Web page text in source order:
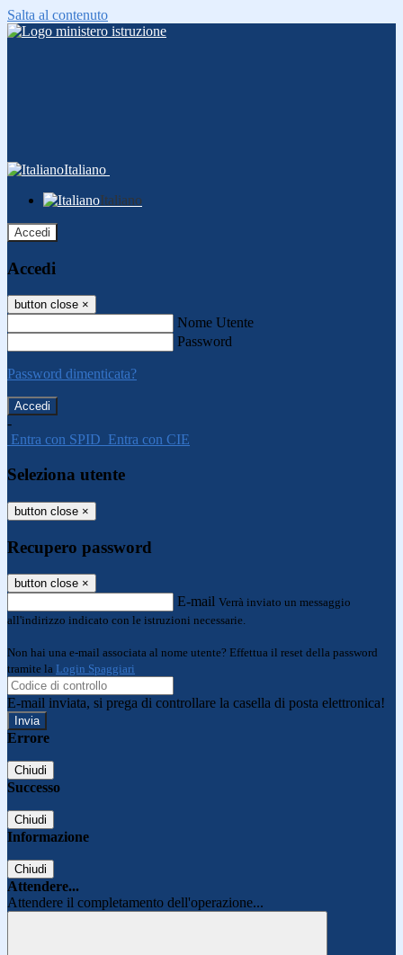
Salta al contenuto
Italiano
Italiano
Accedi
Accedi
button close ×
Nome Utente
Password
Password dimenticata?
-
Entra con SPID Entra con CIE
Seleziona utente
button close ×
Recupero password
button close ×
E-mail Verrà inviato un messaggio
all'indirizzo indicato con le istruzioni necessarie.
Non hai una e-mail associata al nome utente? Effettua il reset della password
tramite la Login Spaggiari
E-mail inviata, si prega di controllare la casella di posta elettronica!
Errore
Chiudi
Successo
Chiudi
Informazione
Chiudi
Attendere...
Attendere il completamento dell'operazione...